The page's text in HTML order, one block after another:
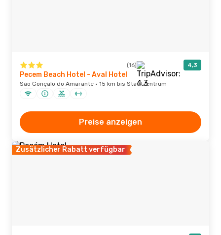
(16) 4,3
Pecem Beach Hotel - Aval Hotel
São Gonçalo do Amarante · 15 km bis Stadtzentrum
Preise anzeigen
Zusätzlicher Rabatt verfügbar